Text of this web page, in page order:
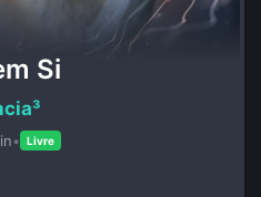
Si
• Livre